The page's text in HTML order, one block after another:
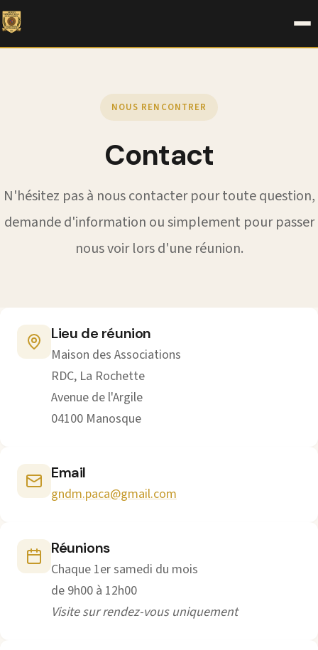
NOUS RENCONTRER
Contact
N'hésitez pas à nous contacter pour toute question,
demande d'information ou simplement pour passer
nous voir lors d'une réunion.
Lieu de réunion
Maison des Associations
RDC, La Rochette
Avenue de l'Argile
04100 Manosque
Email
gndm.paca@gmail.com
Réunions
Chaque 1er samedi du mois
de 9h00 à 12h00
Visite sur rendez-vous uniquement